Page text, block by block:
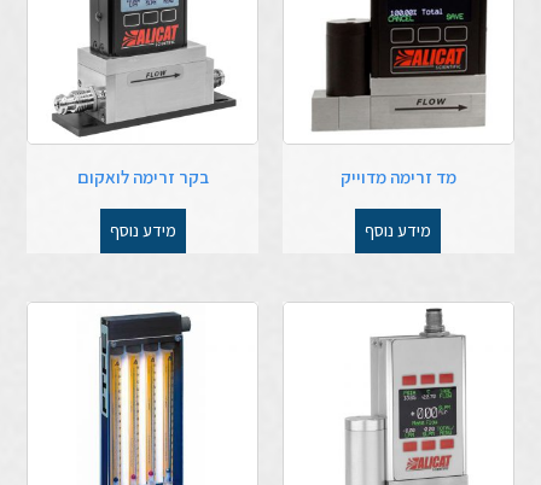
מד זרימה מדוייק
מידע נוסף
בקר זרימה לואקום
מידע נוסף